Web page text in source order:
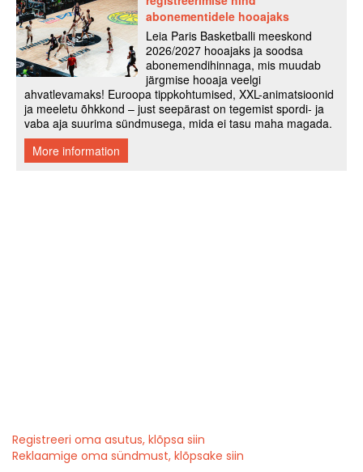
Registreeri oma asutus, klõpsa siin
Reklaamige oma sündmust, klõpsake siin